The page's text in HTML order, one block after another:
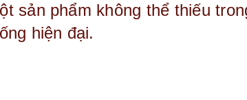
sản phẩm không thể thiếu
hiện đại.